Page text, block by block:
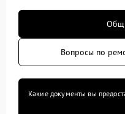
Вопросы по
Какие документы вы